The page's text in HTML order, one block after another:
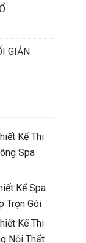
GIẢN